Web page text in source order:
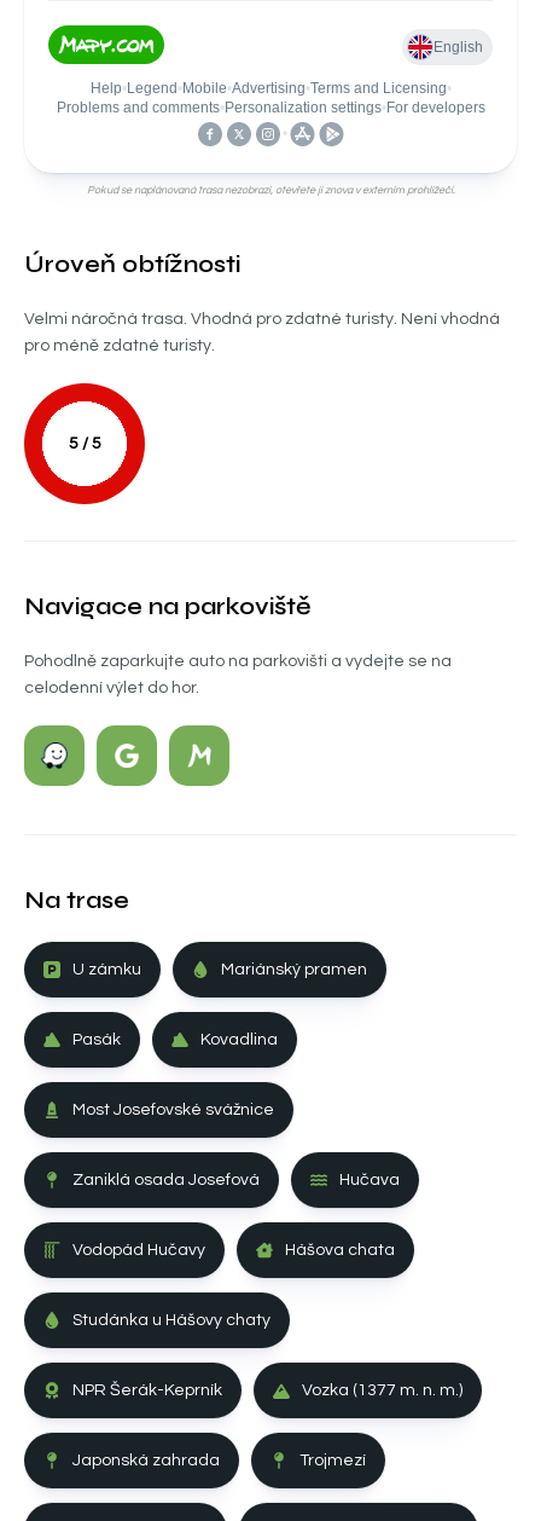
Pokud se naplánovaná trasa nezobrazí, otevřete jí znova v externím prohlížeči.
Úroveň obtížnosti
Velmi náročná trasa. Vhodná pro zdatné turisty. Není vhodná
pro méně zdatné turisty.
5 / 5
Navigace na parkoviště
Pohodlně zaparkujte auto na parkovišti a vydejte se na
celodenní výlet do hor.
Na trase
U zámku Mariánský pramen
Pasák Kovadlina
Most Josefovské svážnice
Zaniklá osada Josefová Hučava
Vodopád Hučavy Hášova chata
Studánka u Hášovy chaty
NPR Šerák-Keprník Vozka (1377 m. n. m.)
Japonská zahrada Trojmezí